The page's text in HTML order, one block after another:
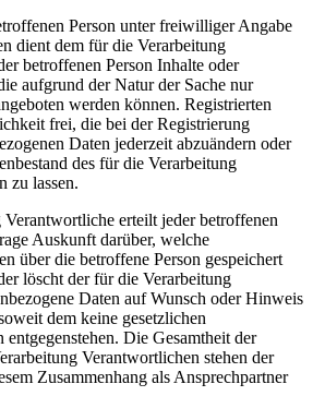
Person unter freiwilliger Angabe
dient dem für die Verarbeitung
betroffenen Person Inhalte oder
aufgrund der Natur der Sache nur
werden können. Registrierten
frei, die bei der Registrierung
Daten jederzeit abzuändern oder
des für die Verarbeitung
zu lassen.
erteilt jeder betroffenen
Auskunft darüber, welche
über die betroffene Person gespeichert
löscht der für die Verarbeitung
Daten auf Wunsch oder Hinweis
dem keine gesetzlichen
Die Gesamtheit der
Verantwortlichen stehen der
Zusammenhang als Ansprechpartner